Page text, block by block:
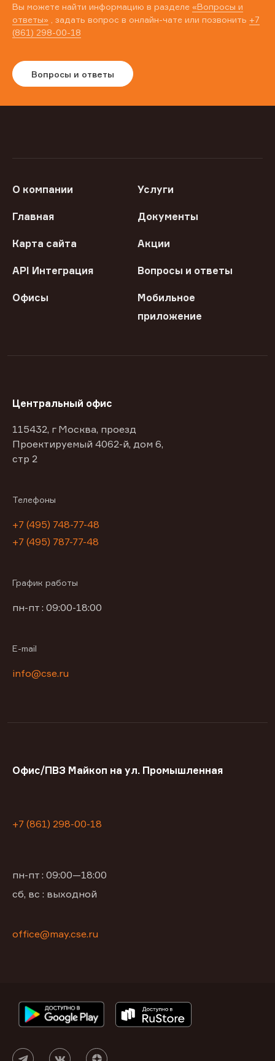
Вы можете найти информацию в разделе «Вопросы и
ответы» , задать вопрос в онлайн-чате или позвонить +7
(861) 298-00-18
Вопросы и ответы
О компании Услуги
Главная Документы
Карта сайта Акции
API Интеграция Вопросы и ответы
Офисы
Мобильное
приложение
Центральный офис
115432, г Москва, проезд
Проектируемый 4062-й, дом 6,
стр 2
Телефоны
+7 (495) 748-77-48
+7 (495) 787-77-48
График работы
пн-пт : 09:00-18:00
E-mail
info@cse.ru
Офис/ПВЗ Майкоп на ул. Промышленная
+7 (861) 298-00-18
пн-пт : 09:00—18:00
сб, вс : выходной
office@may.cse.ru